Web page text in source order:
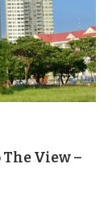
View –